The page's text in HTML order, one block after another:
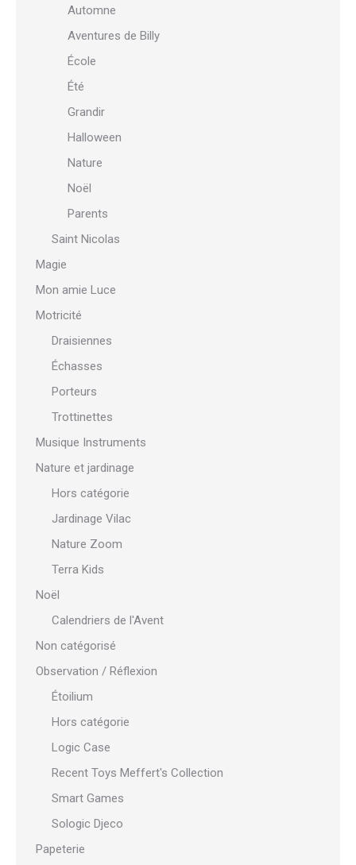
Automne
Aventures de Billy
École
Été
Grandir
Halloween
Nature
Noël
Parents
Saint Nicolas
Magie
Mon amie Luce
Motricité
Draisiennes
Échasses
Porteurs
Trottinettes
Musique Instruments
Nature et jardinage
Hors catégorie
Jardinage Vilac
Nature Zoom
Terra Kids
Noël
Calendriers de l'Avent
Non catégorisé
Observation / Réflexion
Étoilium
Hors catégorie
Logic Case
Recent Toys Meffert's Collection
Smart Games
Sologic Djeco
Papeterie